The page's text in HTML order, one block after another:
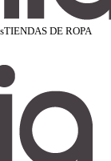
TIENDAS DE ROPA